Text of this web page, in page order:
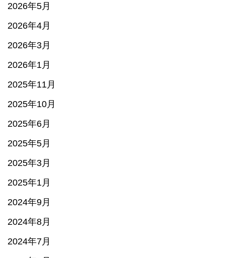
2026年5月
2026年4月
2026年3月
2026年1月
2025年11月
2025年10月
2025年6月
2025年5月
2025年3月
2025年1月
2024年9月
2024年8月
2024年7月